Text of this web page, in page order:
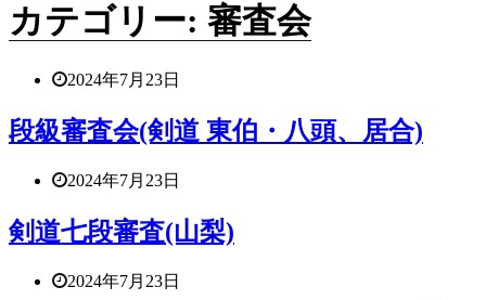
カテゴリー: 審査会
2024年7月23日
段級審査会(剣道 東伯・八頭、居合)
2024年7月23日
剣道七段審査(山梨)
2024年7月23日